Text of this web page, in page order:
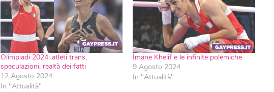
Olimpiadi 2024: atleti trans,
speculazioni, realtà dei fatti
12 Agosto 2024
In "Attualità"
Imane Khelif e le infinite polemiche
9 Agosto 2024
In "Attualità"